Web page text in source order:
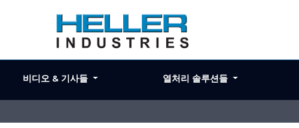
비디오 & 기사들 열처리 솔루션들